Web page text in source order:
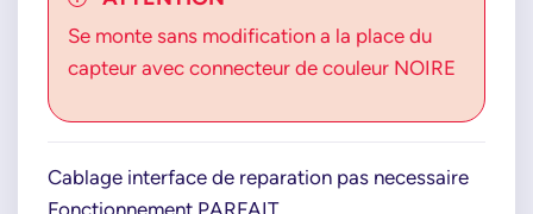
Se monte sans modification a la place du
capteur avec connecteur de couleur NOIRE
Cablage interface de reparation pas necessaire
Fonctionnement PARFAIT